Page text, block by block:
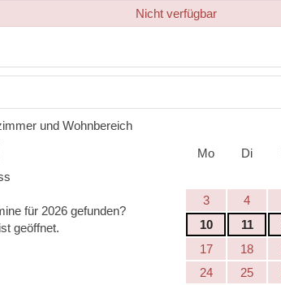
Nicht verfügbar
und Wohnbereich
für 2026 gefunden?
geöffnet.
Mo
Di
3
4
10
11
17
18
24
25